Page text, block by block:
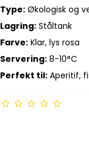
Type: Økologisk og
Lagring: Ståltank
Farve: Klar, lys rosa
Servering: 8-10°C
Perfekt til: Aperitif,